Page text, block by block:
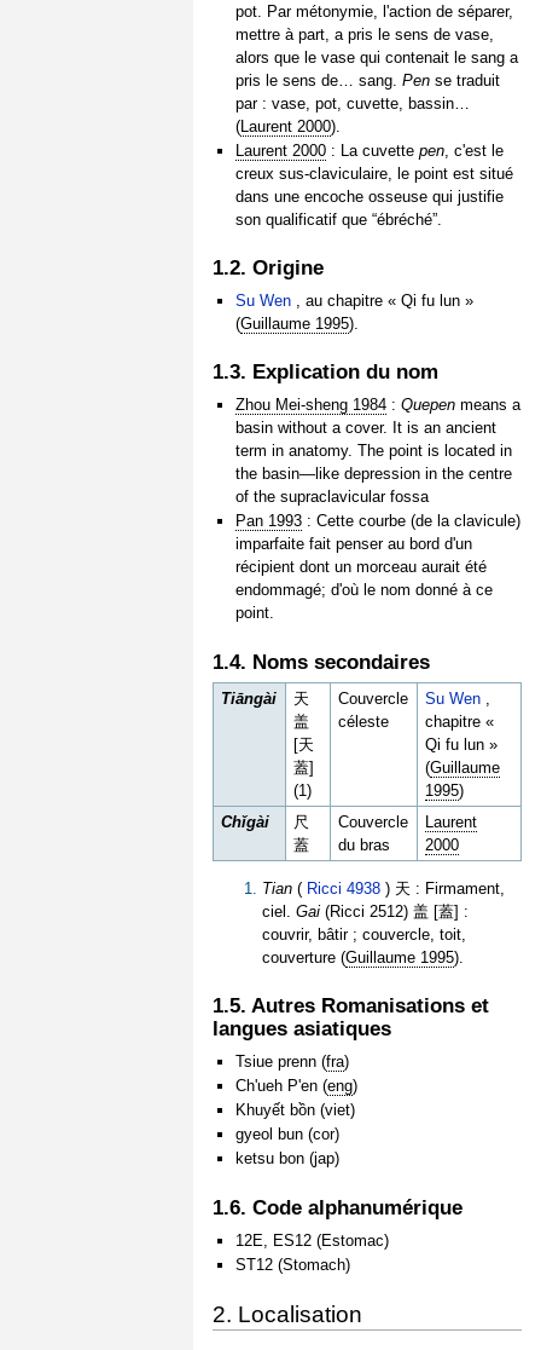
pot. Par métonymie, l'action de séparer,
mettre à part, a pris le sens de vase,
alors que le vase qui contenait le sang a
pris le sens de… sang.Pen se traduit
par : vase, pot, cuvette, bassin…
( Laurent 2000).
Laurent 2000 : La cuvettepen , c'est le
creux sus-claviculaire, le point est situé
dans une encoche osseuse qui justifie
son qualificatif que “ébréché”.
1.2. Origine
Su Wen , au chapitre « Qi fu lun »
(Guillaume 1995).
1.3. Explication du nom
Zhou Mei-sheng 1984 :Quepen means a
basin without a cover. It is an ancient
term in anatomy. The point is located in
the basin—like depression in the centre
of the supraclavicular fossa
Pan 1993 : Cette courbe (de la clavicule)
imparfaite fait penser au bord d'un
récipient dont un morceau aurait été
endommagé; d'où le nom donné à ce
point.
1.4. Noms secondaires
Tiāngài
天
盖
[天
蓋]
(1)
Couvercle
céleste
Su Wen ,
chapitre «
Qi fu lun »
(Guillaume
1995)
Chǐgài
尺
蓋
Couvercle
du bras
Laurent
2000
Tian( Ricci 4938) 天 : Firmament,
ciel. Gai(Ricci 2512) 盖 [蓋] :
couvrir, bâtir ; couvercle, toit,
couverture (Guillaume 1995).
1.5. Autres Romanisations et
langues asiatiques
Tsiue prenn (fra)
Ch'ueh P'en (eng)
Khuyết bồn (viet)
gyeol bun (cor)
ketsu bon (jap)
1.6. Code alphanumérique
12E, ES12 (Estomac)
ST12 (Stomach)
2. Localisation